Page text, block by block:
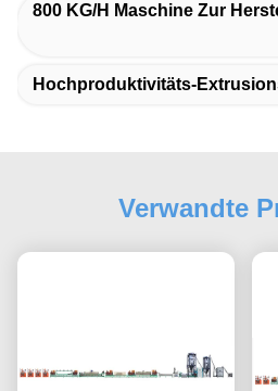
800 KG/h Maschine Zur
Hochproduktivitäts-
Verwandte